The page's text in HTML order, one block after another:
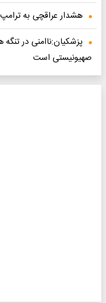
هشدار عراقچی به
پزشکیان:ناامنی در تنگه
صهیونیستی است